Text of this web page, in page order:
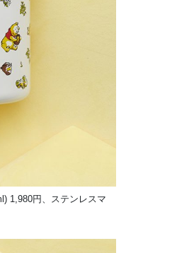
1,980円、ステンレスマ